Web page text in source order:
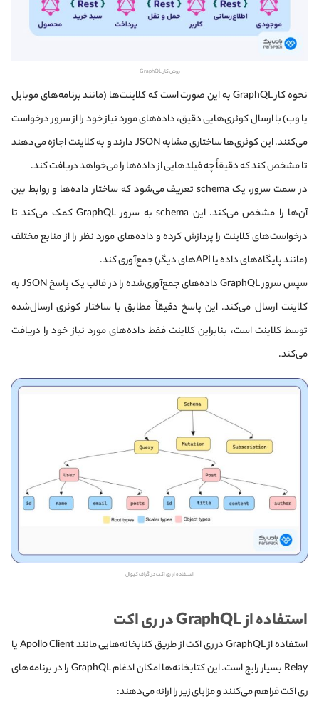
روش کار GraphQL
نحوه کار GraphQL به این صورت است که کلاینت‌ها (مانند برنامه‌های موبایل
یا وب) با ارسال کوئری‌هایی دقیق، داده‌های مورد نیاز خود را از سرور درخواست
می‌کنند. این کوئری‌ها ساختاری مشابه JSON دارند و به کلاینت اجازه می‌دهند
تا مشخص کند که دقیقاً چه فیلدهایی از داده‌ها را می‌خواهد دریافت کند.
در سمت سرور، یک schema تعریف می‌شود که ساختار داده‌ها و روابط بین
آن‌ها را مشخص می‌کند. این schema به سرور GraphQL کمک می‌کند تا
درخواست‌های کلاینت را پردازش کرده و داده‌های مورد نظر را از منابع مختلف
(مانند پایگاه‌های داده یا APIهای دیگر) جمع‌آوری کند.
سپس سرور GraphQL داده‌های جمع‌آوری‌شده را در قالب یک پاسخ JSON به
کلاینت ارسال می‌کند. این پاسخ دقیقاً مطابق با ساختار کوئری ارسال‌شده
توسط کلاینت است، بنابراین کلاینت فقط داده‌های مورد نیاز خود را دریافت
می‌کند.
استفاده از ری اکت در گراف کیوال
استفاده از GraphQL در ری اکت
استفاده از GraphQL در ری اکت از طریق کتابخانه‌هایی مانند Apollo Client یا
Relay بسیار رایج است. این کتابخانه‌ها امکان ادغام GraphQL را در برنامه‌های
ری اکت فراهم می‌کنند و مزایای زیر را ارائه می‌دهند: